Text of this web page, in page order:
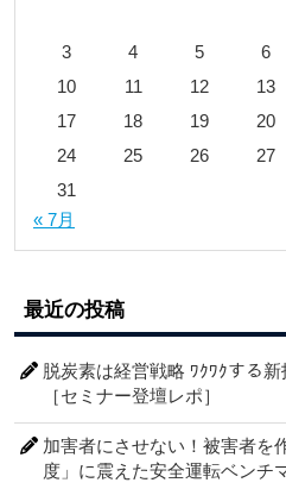
3
4 5 6
10
11 12 13
17
18 19 20
24
25 26 27
31
« 7月
最近の投稿
脱炭素は経営戦略 ﾜｸﾜｸする
［セミナー登壇レポ］
加害者にさせない！被害者
度」に震えた安全運転ベンチ